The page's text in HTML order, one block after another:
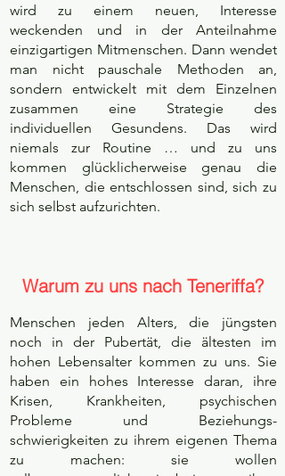
wird zu einem neuen, Interesse
weckenden und in der Anteilnahme
einzigartigen Mitmenschen. Dann wendet
man nicht pauschale Methoden an,
sondern entwickelt mit dem Einzelnen
zusammen eine Strategie des
individuellen Gesundens. Das wird
niemals zur Routine … und zu uns
kommen glücklicherweise genau die
Menschen, die entschlossen sind, sich zu
sich selbst aufzurichten.
Warum zu uns nach Teneriffa?
Menschen jeden Alters, die jüngsten
noch in der Pubertät, die ältesten im
hohen Lebensalter kommen zu uns. Sie
haben ein hohes Interesse daran, ihre
Krisen, Krankheiten, psychischen
Probleme und Beziehungs-
schwierigkeiten zu ihrem eigenen Thema
zu machen: sie wollen